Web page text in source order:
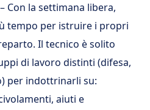
– Con la settimana libera,
tempo per istruire i propri
Il tecnico è solito
di lavoro distinti (difesa,
per indottrinarli su:
aiuti e